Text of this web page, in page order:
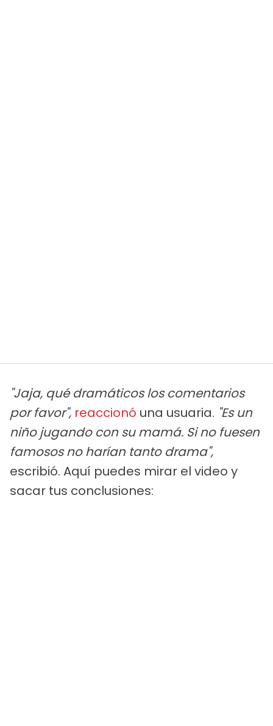
"Jaja, qué dramáticos los comentarios
por favor", reaccionó una usuaria. "Es un
niño jugando con su mamá. Si no fuesen
famosos no harían tanto drama",
escribió. Aquí puedes mirar el video y
sacar tus conclusiones: